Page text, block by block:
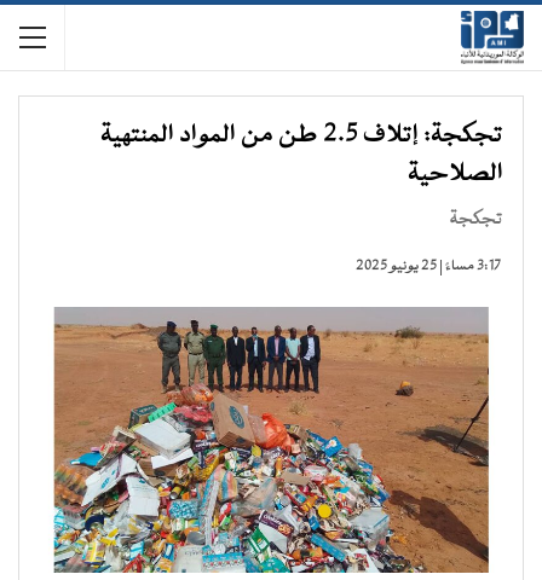
تجكجة: إتلاف 2.5 طن من المواد المنتهية
الصلاحية
تجكجة
3:17 مساءً | 25 يونيو 2025